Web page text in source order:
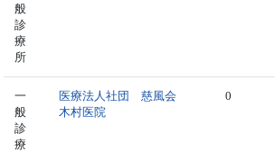
般
診
療
所
一
般
診
療
医療法人社団 慈風会
木村医院
0